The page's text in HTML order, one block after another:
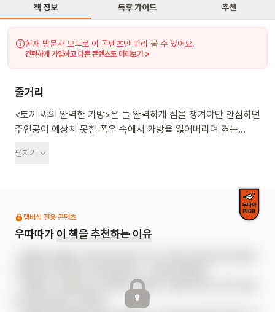
책 정보 독후 가이드 추천
현재 방문자 모드로 이 콘텐츠만 미리 볼 수 있어요.
간편하게 가입하고 다른 콘텐츠도 미리보기 >
줄거리
<토끼 씨의 완벽한 가방>은 늘 완벽하게 짐을 챙겨야만 안심하던
주인공이 예상치 못한 폭우 속에서 가방을 잃어버리며 겪는
우산, 장화, 비옷에 바이올린 케이스까지 들고 허둥대던 토끼
잃어버립니다. 모든 것을 잃었다고 믿은 절망의 순간, 토끼 씨는
아이러니하게도 가방 없이도 무사히 살아지는 날들을 마주하며,
자신을 짓누르던 불안의 무게를 주체적으로 덜어내는 법을
배우게 됩니다.
펼치기
멤버십 전용 콘텐츠
우따따가 이 책을 추천하는 이유
- 엉뚱하고 리듬감 있는 문장과 섬세한 그림으로 토끼 씨의 마음